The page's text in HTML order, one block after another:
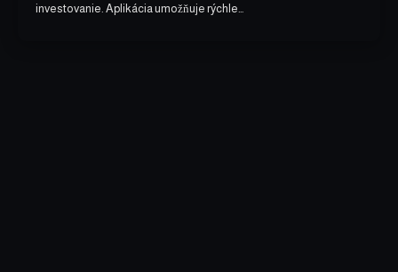
investovanie. Aplikácia umožňuje rýchle…